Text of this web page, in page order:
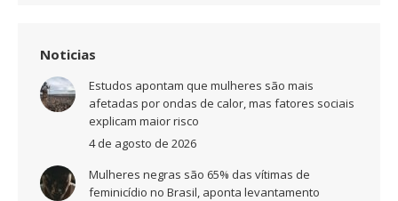
Noticias
Estudos apontam que mulheres são mais
afetadas por ondas de calor, mas fatores sociais
explicam maior risco
4 de agosto de 2026
Mulheres negras são 65% das vítimas de
feminicídio no Brasil, aponta levantamento